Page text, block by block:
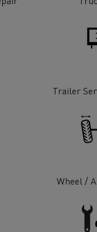
Trailer
Wheel /